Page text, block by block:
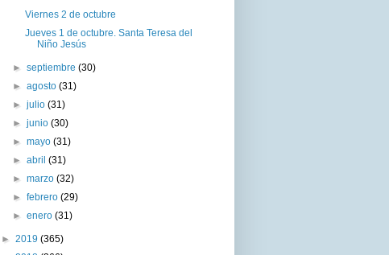
Viernes 2 de octubre
Jueves 1 de octubre. Santa Teresa del
Niño Jesús
►septiembre(30)
►agosto(31)
►julio(31)
►junio(30)
►mayo(31)
►abril(31)
►marzo(32)
►febrero(29)
►enero(31)
► 2019 (365)